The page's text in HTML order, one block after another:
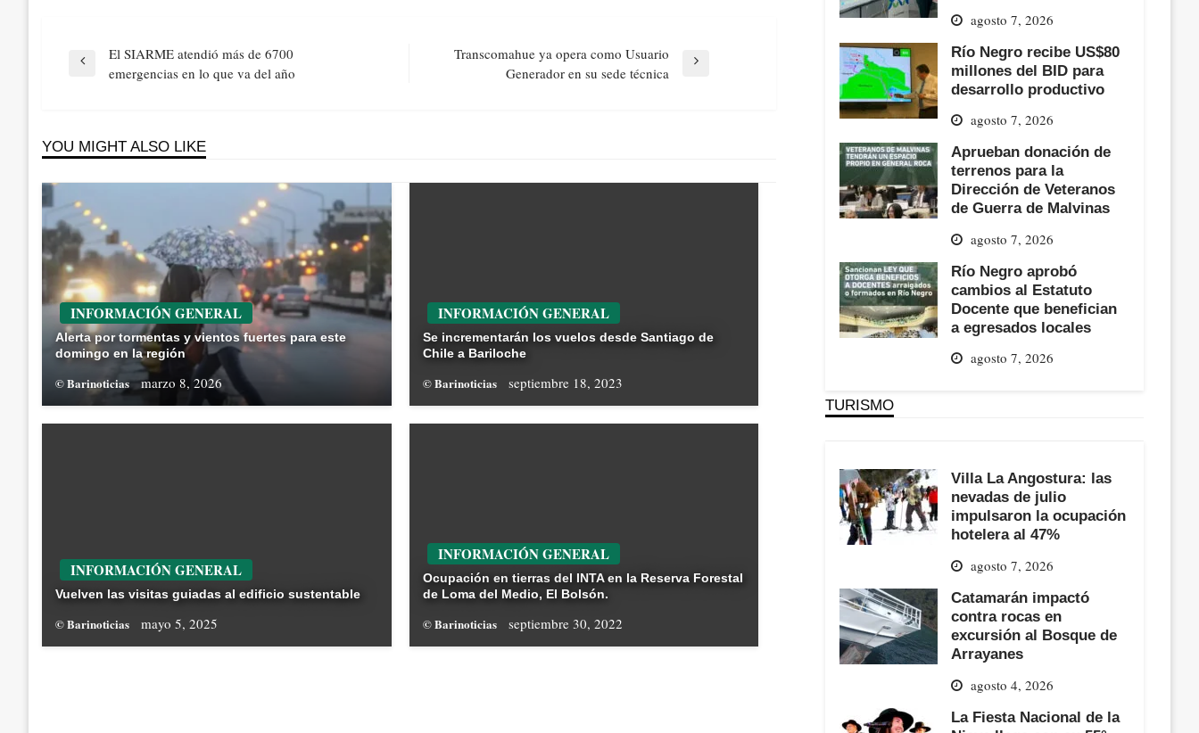
Navegación
Previous
El SIARME atendió más de 6700
emergencias en lo que va del año
Transcomahue ya opera como Usuario
Generador en su sede técnica
YOU MIGHT ALSO LIKE
INFORMACIÓN GENERAL
Alerta por tormentas y vientos fuertes para este
domingo en la región
© Barinoticias marzo 8, 2026
INFORMACIÓN GENERAL
Se incrementarán los vuelos desde Santiago de
Chile a Bariloche
© Barinoticias septiembre 18, 2023
INFORMACIÓN GENERAL
Vuelven las visitas guiadas al edificio sustentable
© Barinoticias mayo 5, 2025
INFORMACIÓN GENERAL
Ocupación en tierras del INTA en la Reserva Forestal
de Loma del Medio, El Bolsón.
© Barinoticias septiembre 30, 2022
agosto 7, 2026
Río Negro recibe US$80
millones del BID para
desarrollo productivo
agosto 7, 2026
Aprueban donación de
terrenos para la
Dirección de Veteranos
de Guerra de Malvinas
agosto 7, 2026
Río Negro aprobó
cambios al Estatuto
Docente que benefician
a egresados locales
agosto 7, 2026
TURISMO
Villa La Angostura: las
nevadas de julio
impulsaron la ocupación
hotelera al 47%
agosto 7, 2026
Catamarán impactó
contra rocas en
excursión al Bosque de
Arrayanes
agosto 4, 2026
La Fiesta Nacional de la